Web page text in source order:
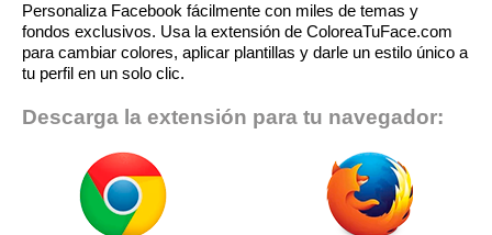
Personaliza Facebook fácilmente con miles de temas y
fondos exclusivos. Usa la extensión de ColoreaTuFace.com
para cambiar colores, aplicar plantillas y darle un estilo único a
tu perfil en un solo clic.
Descarga la extensión para tu navegador: